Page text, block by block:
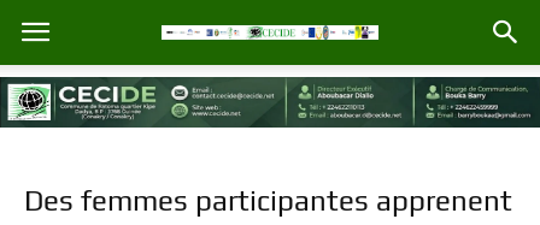
Des femmes participantes apprenent